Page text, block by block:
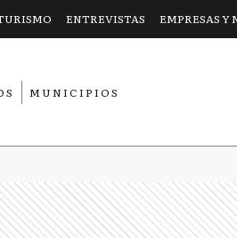
ENTREVISTAS EMPRESAS Y
MUNICIPIOS